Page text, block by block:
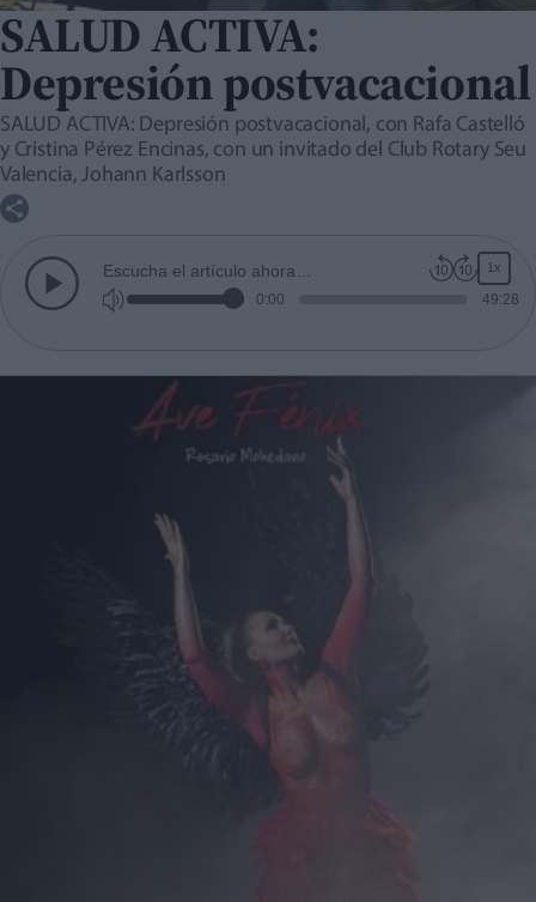
SALUD ACTIVA:
Depresión postvacacional
SALUD ACTIVA: Depresión postvacacional, con Rafa Castelló
y Cristina Pérez Encinas, con un invitado del Club Rotary Seu
Valencia, Johann Karlsson
Escucha el artículo ahora… 1x
0:00 49:28